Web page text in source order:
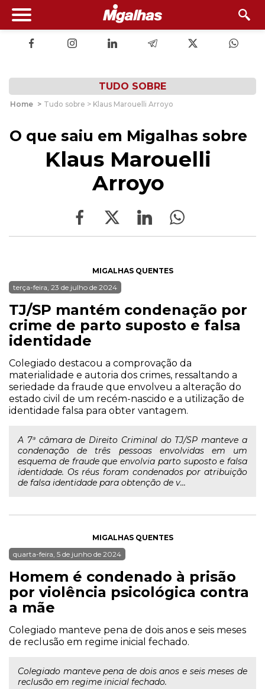
TUDO SOBRE
Home > Tudo sobre > Klaus Marouelli Arroyo
O que saiu em Migalhas sobre
Klaus Marouelli
Arroyo
MIGALHAS QUENTES
terça-feira, 23 de julho de 2024
TJ/SP mantém condenação por
crime de parto suposto e falsa
identidade
Colegiado destacou a comprovação da
materialidade e autoria dos crimes, ressaltando a
seriedade da fraude que envolveu a alteração do
estado civil de um recém-nascido e a utilização de
identidade falsa para obter vantagem.
A 7ª câmara de Direito Criminal do TJ/SP manteve a
condenação de três pessoas envolvidas em um
esquema de fraude que envolvia parto suposto e falsa
identidade. Os réus foram condenados por atribuição
de falsa identidade para obtenção de v...
MIGALHAS QUENTES
quarta-feira, 5 de junho de 2024
Homem é condenado à prisão
por violência psicológica contra
a mãe
Colegiado manteve pena de dois anos e seis meses
de reclusão em regime inicial fechado.
Colegiado manteve pena de dois anos e seis meses de
reclusão em regime inicial fechado.